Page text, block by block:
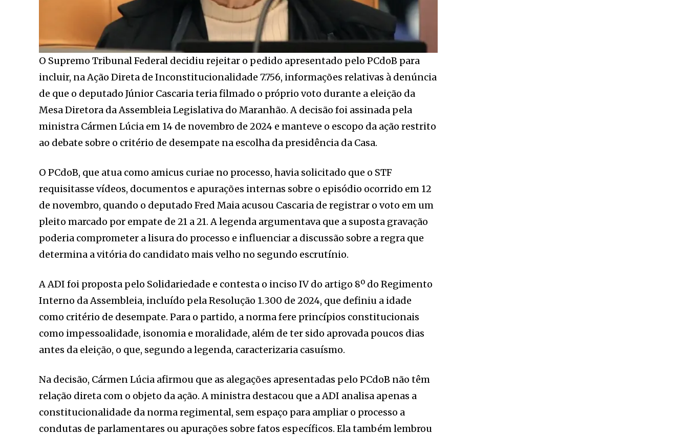
O Supremo Tribunal Federal decidiu rejeitar o pedido apresentado pelo PCdoB para
incluir, na Ação Direta de Inconstitucionalidade 7.756, informações relativas à denúncia
de que o deputado Júnior Cascaria teria filmado o próprio voto durante a eleição da
Mesa Diretora da Assembleia Legislativa do Maranhão. A decisão foi assinada pela
ministra Cármen Lúcia em 14 de novembro de 2024 e manteve o escopo da ação restrito
ao debate sobre o critério de desempate na escolha da presidência da Casa.
O PCdoB, que atua como amicus curiae no processo, havia solicitado que o STF
requisitasse vídeos, documentos e apurações internas sobre o episódio ocorrido em 12
de novembro, quando o deputado Fred Maia acusou Cascaria de registrar o voto em um
pleito marcado por empate de 21 a 21. A legenda argumentava que a suposta gravação
poderia comprometer a lisura do processo e influenciar a discussão sobre a regra que
determina a vitória do candidato mais velho no segundo escrutínio.
A ADI foi proposta pelo Solidariedade e contesta o inciso IV do artigo 8º do Regimento
Interno da Assembleia, incluído pela Resolução 1.300 de 2024, que definiu a idade
como critério de desempate. Para o partido, a norma fere princípios constitucionais
como impessoalidade, isonomia e moralidade, além de ter sido aprovada poucos dias
antes da eleição, o que, segundo a legenda, caracterizaria casuísmo.
Na decisão, Cármen Lúcia afirmou que as alegações apresentadas pelo PCdoB não têm
relação direta com o objeto da ação. A ministra destacou que a ADI analisa apenas a
constitucionalidade da norma regimental, sem espaço para ampliar o processo a
condutas de parlamentares ou apurações sobre fatos específicos. Ela também lembrou